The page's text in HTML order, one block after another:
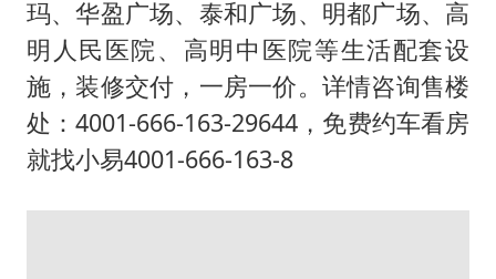
玛、华盈广场、泰和广场、明都广场、高
明人民医院、高明中医院等生活配套设
施，装修交付，一房一价。详情咨询售楼
处：4001-666-163-29644，免费约车看房
就找小易4001-666-163-8